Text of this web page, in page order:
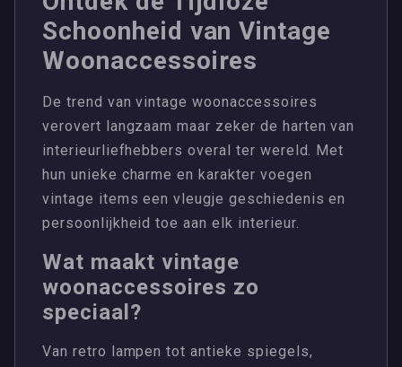
Schoonheid van Vintage
Woonaccessoires
De trend van vintage woonaccessoires
verovert langzaam maar zeker de harten van
interieurliefhebbers overal ter wereld. Met
hun unieke charme en karakter voegen
vintage items een vleugje geschiedenis en
persoonlijkheid toe aan elk interieur.
Wat maakt vintage
woonaccessoires zo
speciaal?
Van retro lampen tot antieke spiegels,